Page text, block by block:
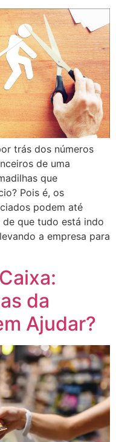
trás dos números
de uma
que
Pois é, os
podem até
que tudo está indo
a empresa para
da
Ajudar?